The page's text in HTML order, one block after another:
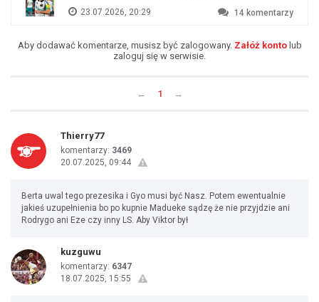
23.07.2026, 20:29 14 komentarzy
Aby dodawać komentarze, musisz być zalogowany. Załóż kontolub
zaloguj się w serwisie.
← 1 →
Thierry77
komentarzy: 3469
20.07.2025, 09:44
Berta uwal tego prezesika i Gyo musi być Nasz. Potem ewentualnie
jakieś uzupełnienia bo po kupnie Madueke sądzę że nie przyjdzie ani
Rodrygo ani Eze czy inny LS. Aby Viktor był
kuzguwu
komentarzy: 6347
18.07.2025, 15:55